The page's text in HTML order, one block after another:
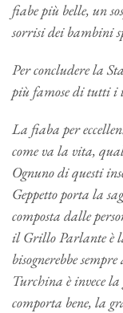
fiabe più belle, un
sorrisi dei bambini
Per concludere la
più famose di tutti i
La fiaba per
come va la vita,
Ognuno di questi
Geppetto porta la
composta dalle
il Grillo Parlante è
bisognerebbe
Turchina è invece
comporta bene, la